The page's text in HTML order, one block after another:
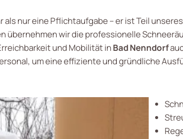
als nur eine Pflichtaufgabe – er ist Teil
übernehmen wir die professionelle
und Mobilität in Bad Nenndorf
um eine effiziente und gründliche